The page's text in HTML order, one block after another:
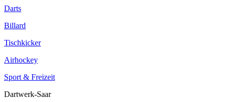
Darts
Billard
Tischkicker
Airhockey
Sport & Freizeit
Dartwerk-Saar